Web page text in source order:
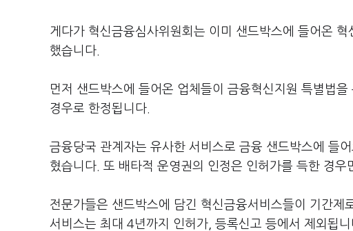
게다가 혁신금융심사위원회는 이미 샌드박스에 들어온
했습니다.
먼저 샌드박스에 들어온 업체들이 금융혁신지원 특별법
경우로 한정됩니다.
금융당국 관계자는 유사한 서비스로 금융 샌드박스에 들
혔습니다. 또 배타적 운영권의 인정은 인허가를 득한 경우
전문가들은 샌드박스에 담긴 혁신금융서비스들이 기간
서비스는 최대 4년까지 인허가, 등록신고 등에서 제외됩니